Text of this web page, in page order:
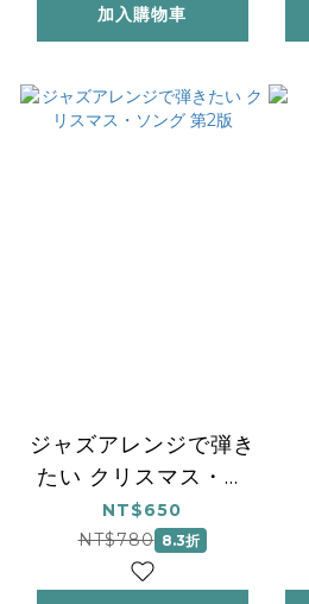
加入購物車
ジャズアレンジで弾き
たい クリスマス・ソ
ング 第2版
NT$650
NT$780 8.3折